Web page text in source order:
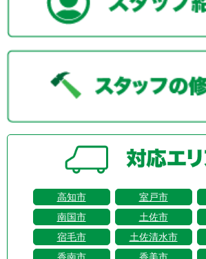
高知市 室戸市
南国市
土佐市
宿毛市
土佐清水市